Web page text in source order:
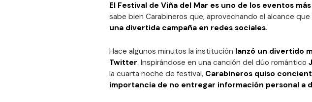
El Festival de Viña del Mar es uno de los eventos
sabe bien Carabineros que, aprovechando el alcance
una divertida campaña en redes sociales.
Hace algunos minutos la institución lanzó un divertido
Twitter. Inspirándose en una canción del dúo romántico
la cuarta noche de festival, Carabineros quiso
importancia de no entregar información personal a